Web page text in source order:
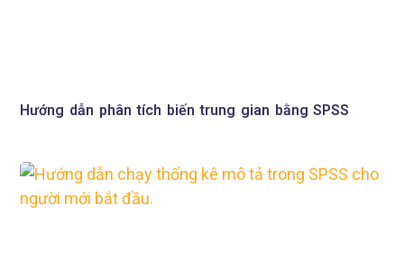
Hướng dẫn phân tích biến trung gian bằng SPSS